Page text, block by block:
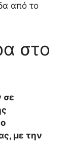
από το
στο
σε
με την